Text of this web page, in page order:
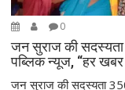
0
जन सुराज की
पब्लिक न्यूज, “हर
जन सुराज की सदस्यता